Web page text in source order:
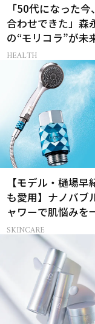
「50代になった今
合わせできた」森
の“モリコラ”が未
レイを連れてくる！
HEALTH
【モデル・樋場早
も愛用】ナノバブ
ャワーで肌悩みを
解決
SKINCARE